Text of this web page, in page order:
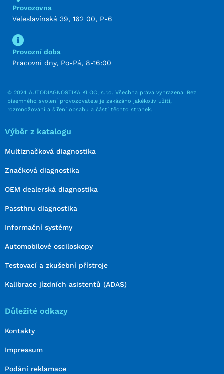
Provozovna
Veleslavínská 39, 162 00, P-6
Provozní doba
Pracovní dny, Po-Pá, 8-16:00
© 2024 AUTODIAGNOSTIKA KLOC, s.r.o. Všechna práva vyhrazena. Bez
písemného svolení provozovatele je zakázáno jakékoliv užití,
rozmnožování a šíření obsahu a částí těchto stránek.
Výběr z katalogu
Multiznačková diagnostika
Značková diagnostika
OEM dealerská diagnostika
Passthru diagnostika
Informační systémy
Automobilové osciloskopy
Testovací a zkušební přístroje
Kalibrace jízdních asistentů (ADAS)
Důležité odkazy
Kontakty
Impressum
Podání reklamace